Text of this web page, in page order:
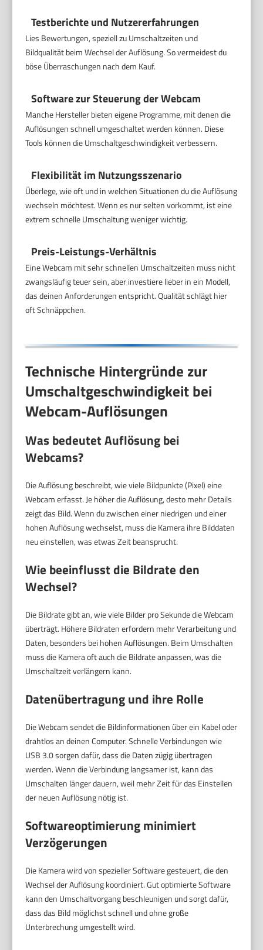
Testberichte und Nutzererfahrungen
Lies Bewertungen, speziell zu Umschaltzeiten und
Bildqualität beim Wechsel der Auflösung. So vermeidest du
böse Überraschungen nach dem Kauf.
Software zur Steuerung der Webcam
Manche Hersteller bieten eigene Programme, mit denen die
Auflösungen schnell umgeschaltet werden können. Diese
Tools können die Umschaltgeschwindigkeit verbessern.
Flexibilität im Nutzungsszenario
Überlege, wie oft und in welchen Situationen du die Auflösung
wechseln möchtest. Wenn es nur selten vorkommt, ist eine
extrem schnelle Umschaltung weniger wichtig.
Preis-Leistungs-Verhältnis
Eine Webcam mit sehr schnellen Umschaltzeiten muss nicht
zwangsläufig teuer sein, aber investiere lieber in ein Modell,
das deinen Anforderungen entspricht. Qualität schlägt hier
oft Schnäppchen.
Technische Hintergründe zur
Umschaltgeschwindigkeit bei
Webcam-Auflösungen
Was bedeutet Auflösung bei
Webcams?
Die Auflösung beschreibt, wie viele Bildpunkte (Pixel) eine
Webcam erfasst. Je höher die Auflösung, desto mehr Details
zeigt das Bild. Wenn du zwischen einer niedrigen und einer
hohen Auflösung wechselst, muss die Kamera ihre Bilddaten
neu einstellen, was etwas Zeit beansprucht.
Wie beeinflusst die Bildrate den
Wechsel?
Die Bildrate gibt an, wie viele Bilder pro Sekunde die Webcam
überträgt. Höhere Bildraten erfordern mehr Verarbeitung und
Daten, besonders bei hohen Auflösungen. Beim Umschalten
muss die Kamera oft auch die Bildrate anpassen, was die
Umschaltzeit verlängern kann.
Datenübertragung und ihre Rolle
Die Webcam sendet die Bildinformationen über ein Kabel oder
drahtlos an deinen Computer. Schnelle Verbindungen wie
USB 3.0 sorgen dafür, dass die Daten zügig übertragen
werden. Wenn die Verbindung langsamer ist, kann das
Umschalten länger dauern, weil mehr Zeit für das Einstellen
der neuen Auflösung nötig ist.
Softwareoptimierung minimiert
Verzögerungen
Die Kamera wird von spezieller Software gesteuert, die den
Wechsel der Auflösung koordiniert. Gut optimierte Software
kann den Umschaltvorgang beschleunigen und sorgt dafür,
dass das Bild möglichst schnell und ohne große
Unterbrechung umgestellt wird.